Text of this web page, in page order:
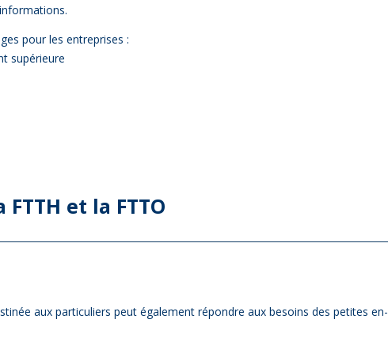
pour les en­tre­prises :
su­pé­rieure
et la FTTO
aux par­ti­cu­liers peut éga­le­ment ré­pondre aux be­soins des pe­tites en­